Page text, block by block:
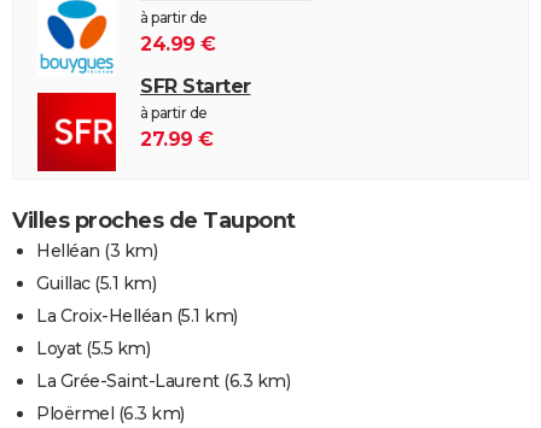
à partir de
24.99 €
SFR Starter
à partir de
27.99 €
Villes proches de Taupont
Helléan (3 km)
Guillac(5.1 km)
La Croix-Helléan (5.1 km)
Loyat(5.5 km)
La Grée-Saint-Laurent(6.3 km)
Ploërmel (6.3 km)